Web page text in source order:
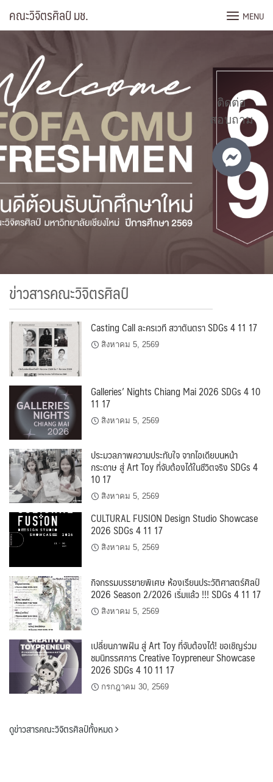
คณะวิจิตรศิลป์ มช. MENU
ข่าวสารคณะวิจิตรศิลป์
Casting Call ละครเวที สวาตันตรา SDGs 4 11 17
สิงหาคม 5, 2569
Galleries’ Nights Chiang Mai 2026 SDGs 4 10
11 17
สิงหาคม 5, 2569
ประมวลภาพความประทับใจ จากไอเดียบนหน้า
กระดาษ สู่ Art Toy ที่จับต้องได้ในชีวิตจริง SDGs 4
10 17
สิงหาคม 5, 2569
CULTURAL FUSION Design Studio Showcase
2026 SDGs 4 11 17
สิงหาคม 5, 2569
กิจกรรมบรรยายพิเศษ ห้องเรียนประวัติศาสตร์ศิลป์
2026 Season 2/2026 เริ่มแล้ว !!! SDGs 4 11 17
สิงหาคม 5, 2569
เปลี่ยนภาพฝัน สู่ Art Toy ที่จับต้องได้! ขอเชิญร่วม
ชมนิทรรศการ Creative Toypreneur Showcase
2026 SDGs 4 10 11 17
กรกฎาคม 30, 2569
ดูข่าวสารคณะวิจิตรศิลป์ทั้งหมด
ติดต่อ
สอบถาม